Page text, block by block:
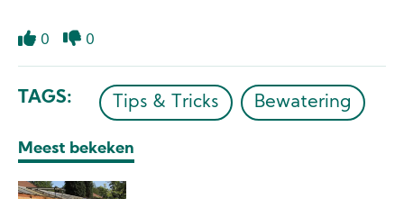
0 0
TAGS Tips & Tricks Bewatering
Meest bekeken